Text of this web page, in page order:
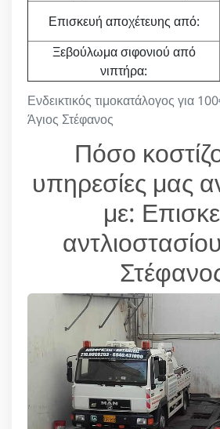
Ενδεικτικός τιμοκατάλογος για
Άγιος Στέφανος
Επισκευή αποχέτευης από:
Ξεβούλωμα σιφονιού από
νιπτήρα:
Πόσο
υπηρεσίες μας
με: